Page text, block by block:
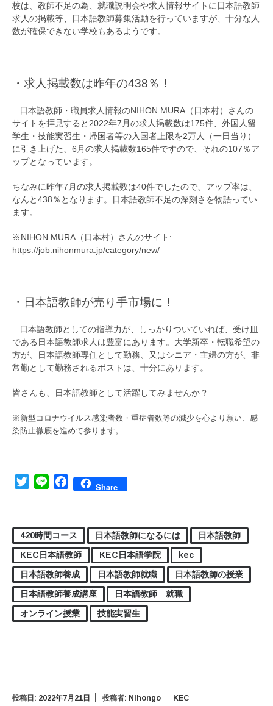
校は、教師不足の為、就職説明会や求人情報サイトに日本語教師
求人の掲載等、日本語教師募集活動を行っていますが、十分な人
数が確保できない学校もあるようです。
・求人掲載数は昨年の438％！
日本語教師・職員求人情報のNIHON MURA（日本村）さんの
サイトを拝見すると2022年7月の求人掲載数は175件、外国人留
学生・技能実習生・帰国者等の入国者上限を2万人（一日当り）
に引き上げた、6月の求人掲載数165件ですので、それの107％ア
ップとなっています。
ちなみに昨年7月の求人掲載数は40件でしたので、アップ率は、
なんと438％となります。日本語教師不足の深刻さを物語ってい
ます。
※NIHON MURA（日本村）さんのサイト:
https://job.nihonmura.jp/category/new/
・日本語教師が売り手市場に！
日本語教師としての指導力が、しっかりついていれば、受け皿
である日本語教師求人は豊富にあります。大学新卒・転職希望の
方が、日本語教師専任として勤務、又はシニア・主婦の方が、非
常勤として勤務されるポストは、十分にあります。
皆さんも、日本語教師として活躍してみませんか？
※新型コロナウイルス感染者数・重症者数等の減少を心より願い、感
染防止徹底を進めて参ります。
TwitterLine FacebookShare
420時間コース 日本語教師になるには
日本語教師
KEC日本語教師
KEC日本語学院
kec
日本語教師養成
日本語教師就職
日本語教師の授業
日本語教師養成講座
日本語教師 就職
オンライン授業
技能実習生
投稿日: 2022年7月21日 投稿者: Nihongo KEC